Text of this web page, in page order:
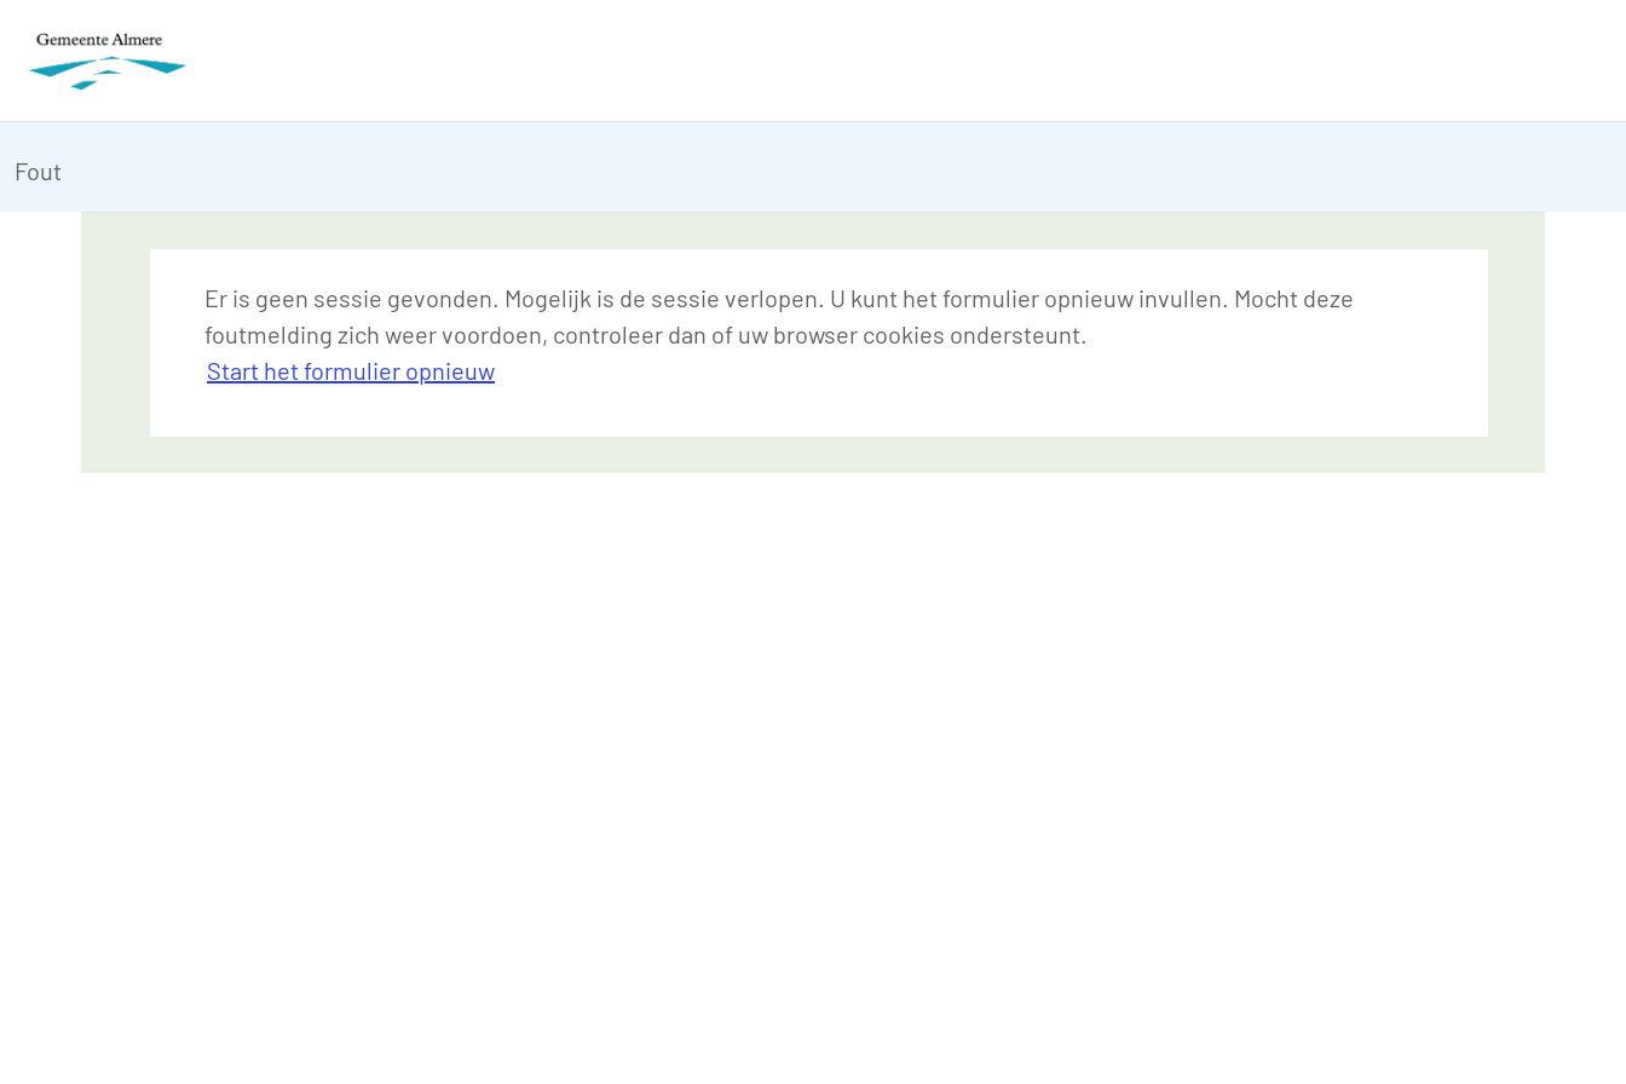
Fout
Er is geen sessie gevonden. Mogelijk is de sessie verlopen. U kunt het formulier opnieuw invullen. Mocht deze
foutmelding zich weer voordoen, controleer dan of uw browser cookies ondersteunt.
Start het formulier opnieuw